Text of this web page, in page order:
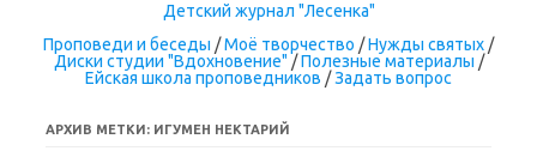
Детский журнал "Лесенка"
Проповеди и беседы /Моё творчество /Нужды святых /
Диски студии "Вдохновение" /Полезные материалы /
Ейская школа проповедников /Задать вопрос
АРХИВ МЕТКИ: ИГУМЕН НЕКТАРИЙ